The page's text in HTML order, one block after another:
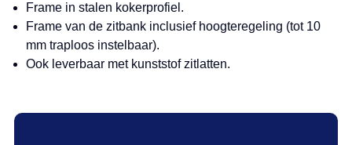
Frame in stalen kokerprofiel.
Frame van de zitbank inclusief hoogteregeling (tot 10
mm traploos instelbaar).
Ook leverbaar met kunststof zitlatten.